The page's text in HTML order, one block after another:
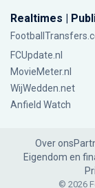
Realtimes |
FCUpdate.nl
MovieMeter.nl
WijWedden.net
Anfield Watch
Over ons
Eigendom en
© 2026